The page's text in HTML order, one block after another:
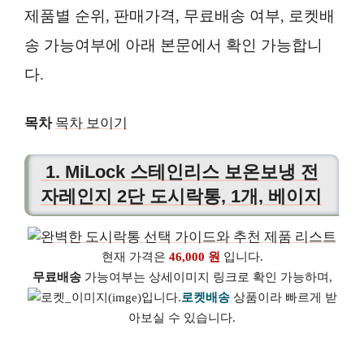
제품별 순위, 판매가격, 무료배송 여부, 로켓배
송 가능여부에 아래 본문에서 확인 가능합니
다.
목차 목차 보이기
1. MiLock 스테인리스 보온보냉 전
자레인지 2단 도시락통, 1개, 베이지
현재 가격은 46,000 원 입니다.
무료배송가능여부는 상세이미지 링크로 확인 가능하며,
로켓배송상품이라 빠르게 받
아보실 수 있습니다.